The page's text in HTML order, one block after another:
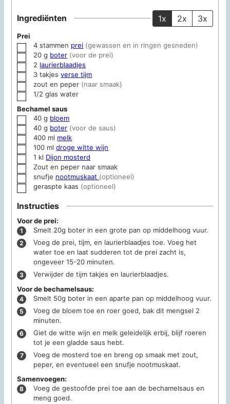
Ingrediënten 1x 2x 3x
Prei
▢
4 stammen prei (gewassen en in ringen gesneden)
▢
20 g boter (voor de prei)
▢
2 laurierblaadjes
▢
3 takjes verse tijm
▢
zout en peper (naar smaak)
▢
1/2 glas water
Bechamel saus
▢
40 g bloem
▢
40 g boter (voor de saus)
▢
400 ml melk
▢
100 ml droge witte wijn
▢
1 kl Dijon mosterd
▢
Zout en peper naar smaak
▢
snufje nootmuskaat (optioneel)
▢
geraspte kaas (optioneel)
Instructies
Voor de prei:
Smelt 20g boter in een grote pan op middelhoog vuur.
Voeg de prei, tijm, en laurierblaadjes toe. Voeg het
water toe en laat sudderen tot de prei zacht is,
ongeveer 15-20 minuten.
Verwijder de tijm takjes en laurierblaadjes.
Voor de bechamelsaus:
Smelt 50g boter in een aparte pan op middelhoog vuur.
Voeg de bloem toe en roer goed, bak dit mengsel 2
minuten.
Giet de witte wijn en melk geleidelijk erbij, blijf roeren
tot je een gladde saus hebt.
Voeg de mosterd toe en breng op smaak met zout,
peper, en eventueel een snufje nootmuskaat.
Samenvoegen:
Voeg de gestoofde prei toe aan de bechamelsaus en
meng goed.